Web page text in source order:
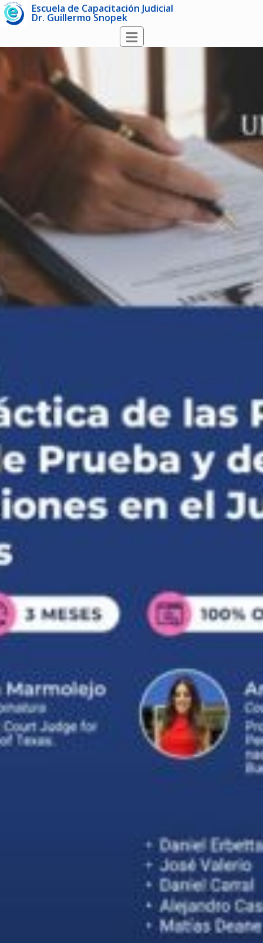
Escuela de Capacitación Judicial
Dr. Guillermo Snopek